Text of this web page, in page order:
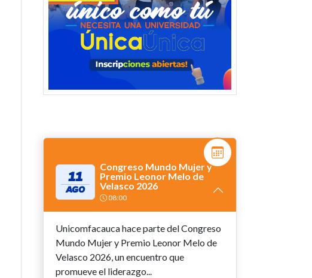
11
AGO
Congreso Mundo Mujer y
Premio Leonor Melo de
Velasco 2026
08:00
Unicomfacauca hace parte del Congreso
Mundo Mujer y Premio Leonor Melo de
Velasco 2026, un encuentro que
promueve el liderazgo...